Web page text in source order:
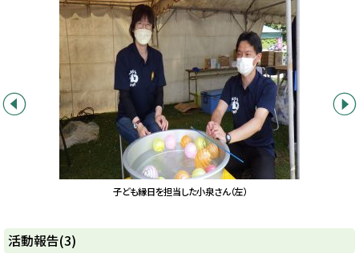
前へ
子ども縁日を担当した小泉さん（左）
次へ
ト
活動報告(3)